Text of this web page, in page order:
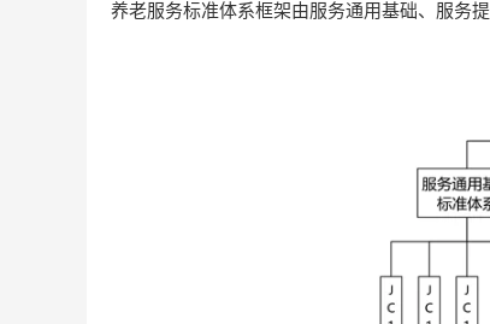
养老服务标准体系框架由服务通用基础、服务